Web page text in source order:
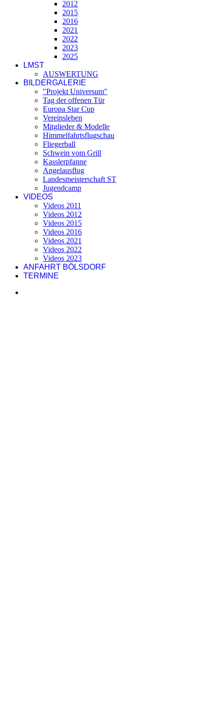
2012
2015
2016
2021
2022
2023
2025
LMST
AUSWERTUNG
BILDERGALERIE
"Projekt Universum"
Tag der offenen Tür
Europa Star Cup
Vereinsleben
Mitglieder & Modelle
Himmelfahrtsflugschau
Fliegerball
Schwein vom Grill
Kasslerpfanne
Angelausflug
Landesmeisterschaft ST
Jugendcamp
VIDEOS
Videos 2011
Videos 2012
Videos 2015
Videos 2016
Videos 2021
Videos 2022
Videos 2023
ANFAHRT BÖLSDORF
TERMINE